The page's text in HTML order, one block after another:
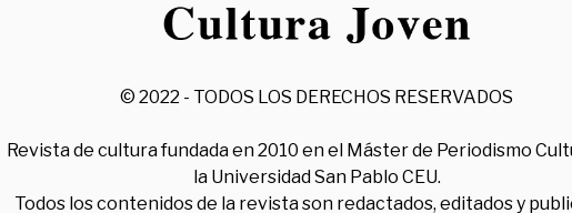
© 2022 - TODOS LOS DERECHOS RESERVADOS
Revista de cultura fundada en 2010 en el Máster de Periodismo
la Universidad San Pablo CEU.
Todos los contenidos de la revista son redactados, editados y